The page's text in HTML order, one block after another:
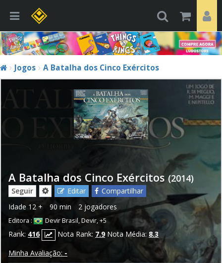
Jogos A Batalha dos Cinco Exércitos
A Batalha dos Cinco Exércitos (2014)
Seguir Editar
Compartilhar
Idade 12 + 90 min 2 jogadores
Editora : Devir Brasil,Devir,+5
Rank: 416 Nota Rank: 7.9 Nota Média: 8.3
Minha Avaliação: -